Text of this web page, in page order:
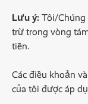
Lưu ý: Tôi/Chúng
trừ trong vòng
tiền.
Các điều khoản
của tôi được áp